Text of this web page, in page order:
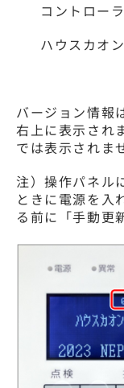
コントロー
ハウスカオ
バージョン情報
右上に表示され
では表示されま
注）操作パネル
ときに電源を入
る前に「手動更